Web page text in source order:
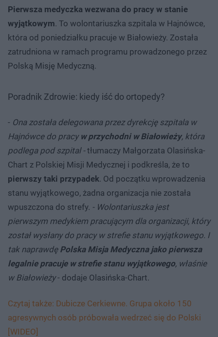
Pierwsza medyczka wezwana do pracy w stanie
wyjątkowym. To wolontariuszka szpitala w Hajnówce,
która od poniedziałku pracuje w Białowieży. Została
zatrudniona w ramach programu prowadzonego przez
Polską Misję Medyczną.
Poradnik Zdrowie: kiedy iść do ortopedy?
- Ona została delegowana przez dyrekcję szpitala w
Hajnówce do pracy w przychodni w Białowieży, która
podlega pod szpital -tłumaczy Małgorzata Olasińska-
Chart z Polskiej Misji Medycznej i podkreśla, że to
pierwszy taki przypadek. Od początku wprowadzenia
stanu wyjątkowego, żadna organizacja nie została
wpuszczona do strefy. - Wolontariuszka jest
pierwszym medykiem pracującym dla organizacji, który
został wysłany do pracy w strefie stanu wyjątkowego. I
tak naprawdęPolska Misja Medyczna jako pierwsza
legalnie pracuje w strefie stanu wyjątkowego, właśnie
w Białowieży- dodaje Olasińska-Chart.
Czytaj także: Dubicze Cerkiewne. Grupa około 150
agresywnych osób próbowała wedrzeć się do Polski
[WIDEO]